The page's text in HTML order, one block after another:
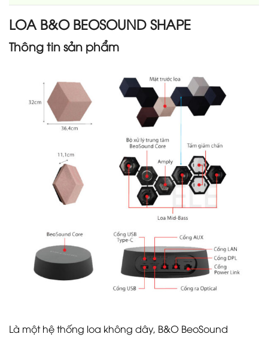
LOA B&O BEOSOUND SHAPE
Thông tin sản phẩm
Là một hệ thống loa không dây, B&O BeoSound